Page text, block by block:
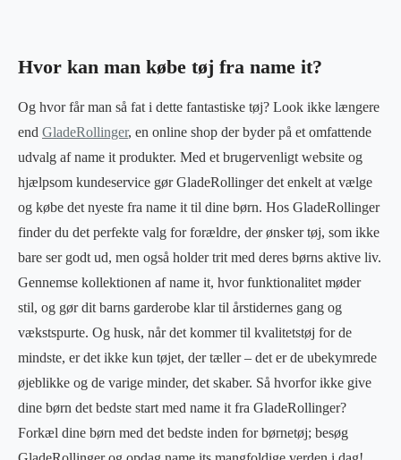
Hvor kan man købe tøj fra name it?
Og hvor får man så fat i dette fantastiske tøj? Look ikke længere
end GladeRollinger, en online shop der byder på et omfattende
udvalg af name it produkter. Med et brugervenligt website og
hjælpsom kundeservice gør GladeRollinger det enkelt at vælge
og købe det nyeste fra name it til dine børn. Hos GladeRollinger
finder du det perfekte valg for forældre, der ønsker tøj, som ikke
bare ser godt ud, men også holder trit med deres børns aktive liv.
Gennemse kollektionen af name it, hvor funktionalitet møder
stil, og gør dit barns garderobe klar til årstidernes gang og
vækstspurte. Og husk, når det kommer til kvalitetstøj for de
mindste, er det ikke kun tøjet, der tæller – det er de ubekymrede
øjeblikke og de varige minder, det skaber. Så hvorfor ikke give
dine børn det bedste start med name it fra GladeRollinger?
Forkæl dine børn med det bedste inden for børnetøj; besøg